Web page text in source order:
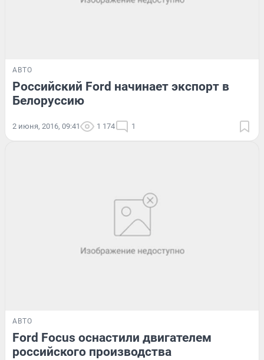
АВТО
Российский Ford начинает экспорт в
Белоруссию
2 июня, 2016, 09:41 1 174 1
АВТО
Ford Focus оснастили двигателем
российского производства